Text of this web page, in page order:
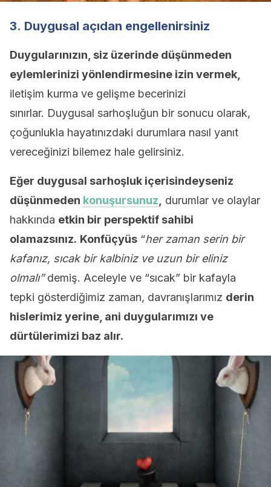
3. Duygusal açıdan engellenirsiniz
Duygularınızın, siz üzerinde düşünmeden
eylemlerinizi yönlendirmesine izin vermek,
iletişim kurma ve gelişme becerinizi
sınırlar. Duygusal sarhoşluğun bir sonucu olarak,
çoğunlukla hayatınızdaki durumlara nasıl yanıt
vereceğinizi bilemez hale gelirsiniz.
Eğer duygusal sarhoşluk içerisindeyseniz
düşünmeden konuşursunuz
durumlar ve olaylar
hakkında etkin bir perspektif sahibi
olamazsınız. Konfüçyüs “her zaman serin bir
kafanız, sıcak bir kalbiniz ve uzun bir eliniz
olmalı”demiş. Aceleyle ve “sıcak” bir kafayla
tepki gösterdiğimiz zaman, davranışlarımız derin
hislerimiz yerine, ani duygularımızı ve
dürtülerimizi baz alır.